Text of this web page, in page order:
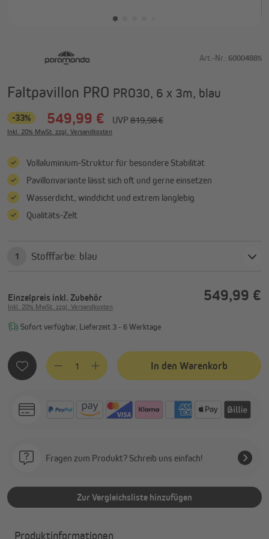
Art.-Nr.: 60004885
Faltpavillon PRO PRO30, 6 x 3m, blau
-33% 549,99 € UVP 819,98 €
Inkl. 20% MwSt. zzgl. Versandkosten
Vollaluminium-Struktur für besondere Stabilität
Pavillonvariante lässt sich oft und gerne einsetzen
Wasserdicht, winddicht und extrem langlebig
Qualitäts-Zelt
1 Stofffarbe: blau
Einzelpreis inkl. Zubehör 549,99 €
Inkl. 20% MwSt. zzgl. Versandkosten
Sofort verfügbar, Lieferzeit 3 - 6 Werktage
Produkt Anzahl: Gib den gewünschten Wert ein oder
In den Warenkorb
Fragen zum Produkt? Schreib uns einfach!
Zur Vergleichsliste hinzufügen
Produktinformationen